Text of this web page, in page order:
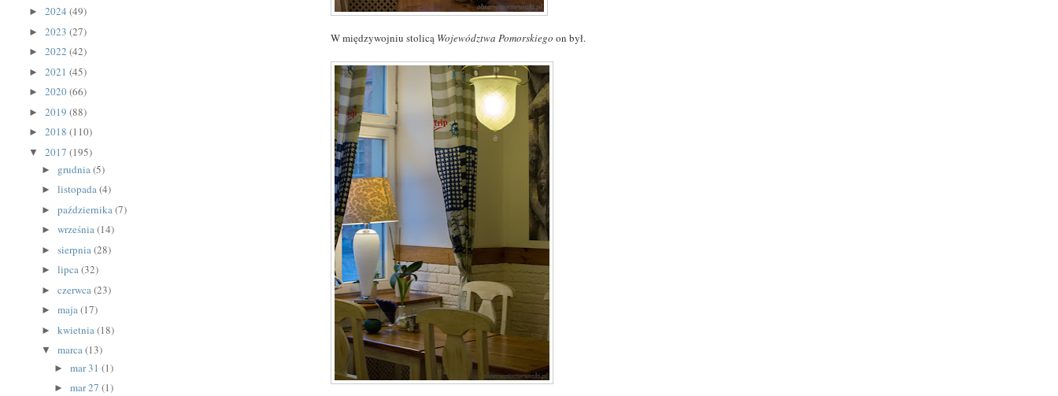
W międzywojniu stolicą Województwa Pomorskiego on był.
►2024(49)
►2023(27)
►2022(42)
►2021(45)
►2020(66)
►2019(88)
►2018(110)
▼2017(195)
► grudnia(5)
►listopada(4)
►października(7)
►września(14)
►sierpnia(28)
►lipca(32)
►czerwca(23)
►maja(17)
►kwietnia(18)
▼marca(13)
► mar 31 (1)
► mar 27 (1)